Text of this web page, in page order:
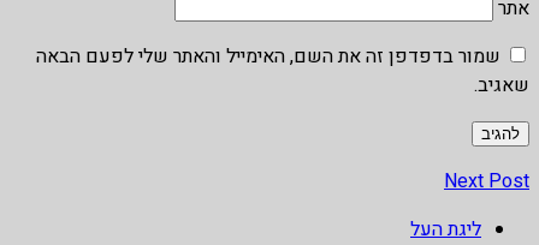
אתר
שמור בדפדפן זה את השם, האימייל והאתר שלי לפעם הבאה
שאגיב.
Next Post
ליגת העל